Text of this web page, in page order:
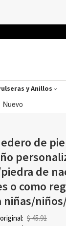
y Anillos
Nuevo
de
de
o como
niñas/
$ 45.91